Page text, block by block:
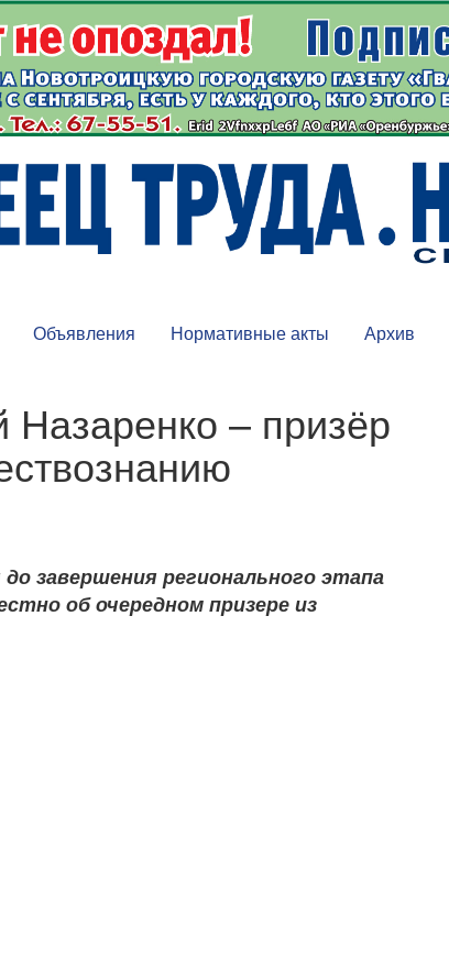
Объявления Нормативные акты Архив
– призёр
завершения регионального этапа
об очередном призере из